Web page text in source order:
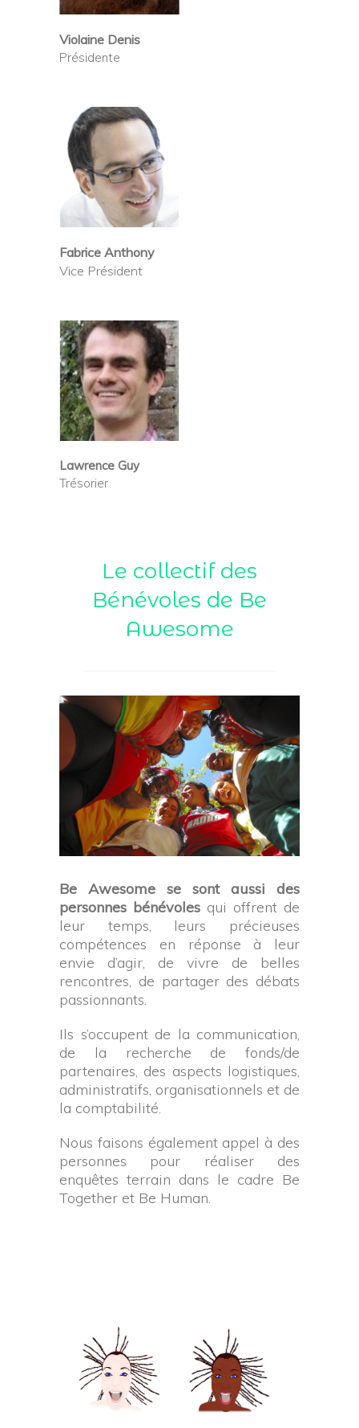
Violaine Denis
Présidente
Fabrice Anthony
Vice Président
Lawrence Guy
Trésorier
Le collectif des
Bénévoles de Be
Awesome
Be Awesome se sont aussi des
personnes bénévoles qui offrent de
leur temps, leurs précieuses
compétences en réponse à leur
envie d’agir, de vivre de belles
rencontres, de partager des débats
passionnants.
Ils s’occupent de la communication,
de la recherche de fonds/de
partenaires, des aspects logistiques,
administratifs, organisationnels et de
la comptabilité.
Nous faisons également appel à des
personnes pour réaliser des
enquêtes terrain dans le cadre Be
Together et Be Human.